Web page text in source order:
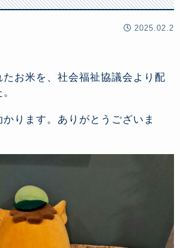
2025.02.2
お米を、社会福祉協議会より配
ります。ありがとうございま